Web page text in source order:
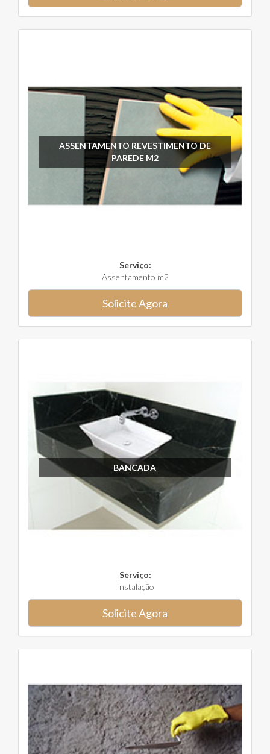
ASSENTAMENTO REVESTIMENTO DE
PAREDE M2
Serviço:
Assentamento m2
Solicite Agora
BANCADA
Serviço:
Instalação
Solicite Agora